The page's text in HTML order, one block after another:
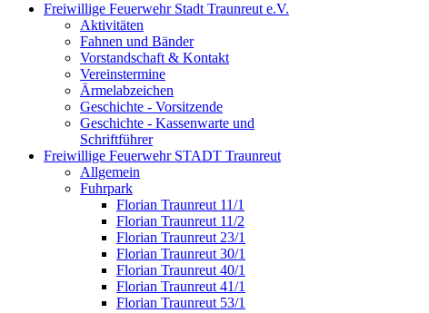
Freiwillige Feuerwehr Stadt Traunreut e.V.
Aktivitäten
Fahnen und Bänder
Vorstandschaft & Kontakt
Vereinstermine
Ärmelabzeichen
Geschichte - Vorsitzende
Geschichte - Kassenwarte und
Schriftführer
Freiwillige Feuerwehr STADT Traunreut
Allgemein
Fuhrpark
Florian Traunreut 11/1
Florian Traunreut 11/2
Florian Traunreut 23/1
Florian Traunreut 30/1
Florian Traunreut 40/1
Florian Traunreut 41/1
Florian Traunreut 53/1